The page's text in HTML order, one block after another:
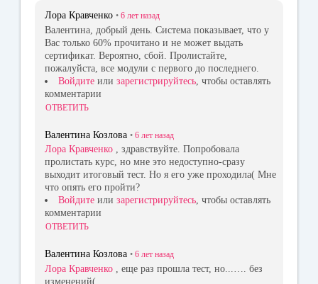
Лора Кравченко • 6 лет назад
Валентина, добрый день. Система показывает, что у
Вас только 60% прочитано и не может выдать
сертификат. Вероятно, сбой. Пролистайте,
пожалуйста, все модули с первого до последнего.
Войдите или зарегистрируйтесь , чтобы оставлять
комментарии
ОТВЕТИТЬ
Валентина Козлова • 6 лет назад
Лора Кравченко , здравствуйте. Попробовала
пролистать курс, но мне это недоступно-сразу
выходит итоговый тест. Но я его уже проходила( Мне
что опять его пройти?
Войдите или зарегистрируйтесь, чтобы оставлять
комментарии
ОТВЕТИТЬ
Валентина Козлова • 6 лет назад
Лора Кравченко
, еще раз прошла тест, но...…. без
изменений(